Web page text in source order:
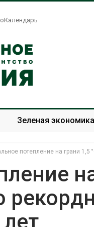
Зеленая экономика
потепление на грани